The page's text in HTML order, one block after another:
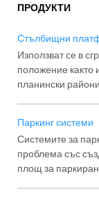
ПРОДУКТИ
Стълбищни
Използват се в
положение както
планински
Паркинг системи
Системите за
проблема със
площ за